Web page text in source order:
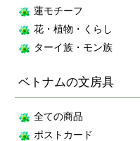
蓮モチーフ
花・植物・くらし
ターイ族・モン族
ベトナムの文房具
全ての商品
ポストカード